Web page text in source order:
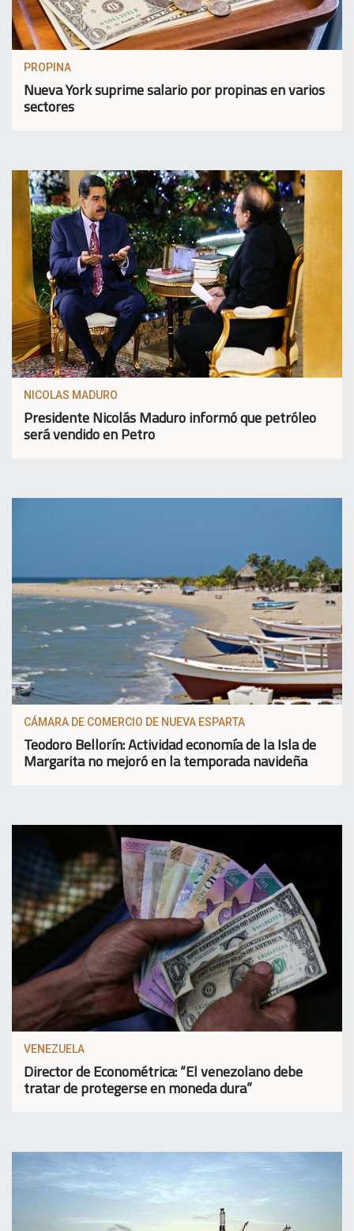
PROPINA
Nueva York suprime salario por propinas en varios
sectores
NICOLAS MADURO
Presidente Nicolás Maduro informó que petróleo
será vendido en Petro
CÁMARA DE COMERCIO DE NUEVA ESPARTA
Teodoro Bellorín: Actividad economía de la Isla de
Margarita no mejoró en la temporada navideña
VENEZUELA
Director de Econométrica: “El venezolano debe
tratar de protegerse en moneda dura”